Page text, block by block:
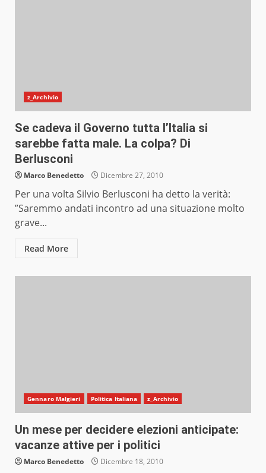
z_Archivio
Se cadeva il Governo tutta l’Italia si
sarebbe fatta male. La colpa? Di
Berlusconi
Marco Benedetto Dicembre 27, 2010
Per una volta Silvio Berlusconi ha detto la verità:
”Saremmo andati incontro ad una situazione molto
grave...
Read More
Gennaro Malgieri Politica Italiana z_Archivio
Un mese per decidere elezioni anticipate:
vacanze attive per i politici
Marco Benedetto Dicembre 18, 2010